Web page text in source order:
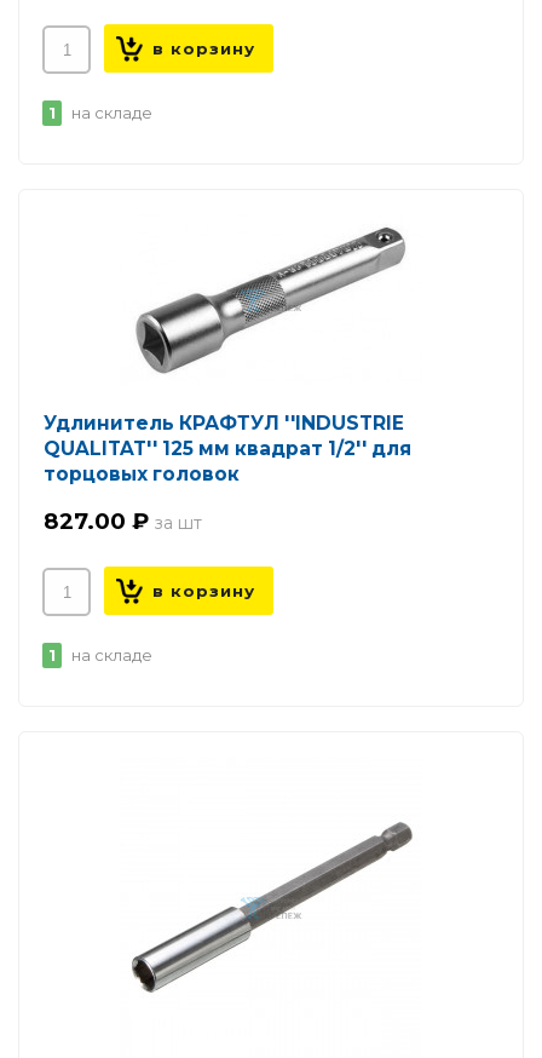
1 на складе
Удлинитель КРАФТУЛ ''INDUSTRIE
QUALITAT'' 125 мм квадрат 1/2'' для
торцовых головок
827.00 ₽
1 на складе